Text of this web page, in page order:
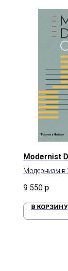
Modernist
Модернизм в
9 550 р.
В КОРЗИНУ